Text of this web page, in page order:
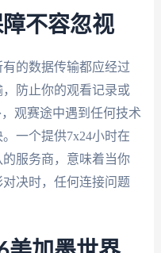
不容忽视
的数据传输都应经过
防止你的观看记录或
观赛途中遇到任何技术
一个提供7x24小时在
服务商，意味着当你
决时，任何连接问题